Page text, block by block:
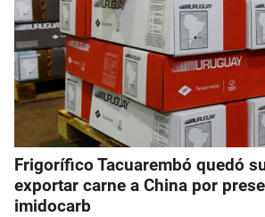
Frigorífico Tacuarembó quedó
exportar carne a China por
imidocarb